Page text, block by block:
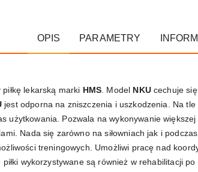
OPIS PARAMETRY
lekarską marki HMS . Model NKUcechuje
jest odporna na zniszczenia i uszkodzenia. Na
użytkowania. Pozwala na wykonywanie
Nada się zarówno na siłowniach jak i
treningowych. Umożliwi pracę nad
piłki wykorzystywane są również w rehabilitacji